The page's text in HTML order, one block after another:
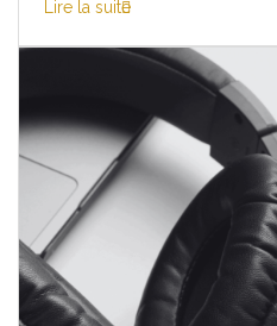
Lire la suite